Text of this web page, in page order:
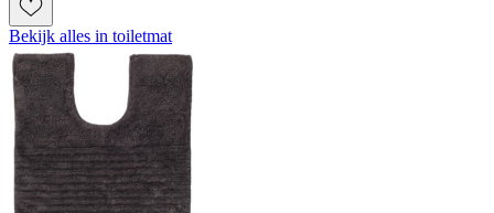
Bekijk alles in toiletmat